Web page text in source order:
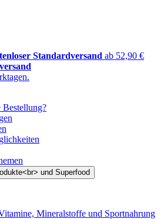
Standardversand ab 52,90 €
Bestellung?
Mineralstoffe und Sportnahrung